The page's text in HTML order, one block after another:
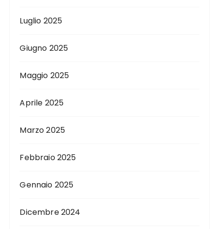
Luglio 2025
Giugno 2025
Maggio 2025
Aprile 2025
Marzo 2025
Febbraio 2025
Gennaio 2025
Dicembre 2024